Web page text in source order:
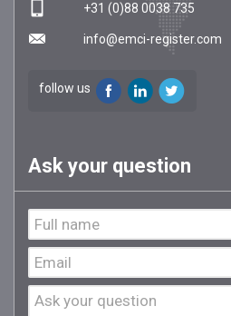
+31 (0)88 0038 735
info@emci-register.com
follow us
Ask your question